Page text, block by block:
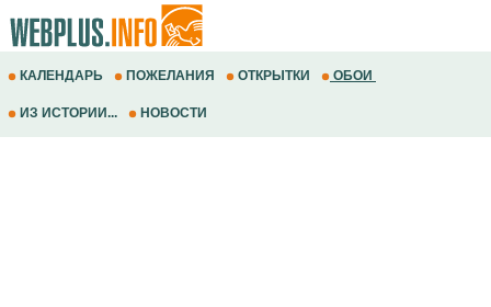
КАЛЕНДАРЬ ПОЖЕЛАНИЯ ОТКРЫТКИ ОБОИ
ИЗ ИСТОРИИ... НОВОСТИ